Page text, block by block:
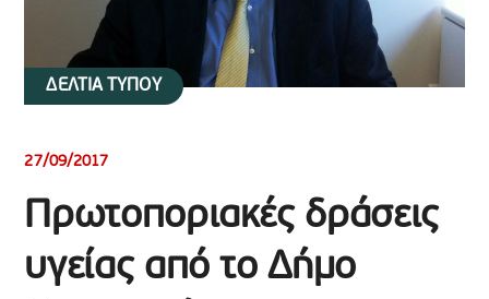
ΔΕΛΤΙΑ ΤΥΠΟΥ
27/09/2017
Πρωτοποριακές δράσεις
υγείας από το Δήμο